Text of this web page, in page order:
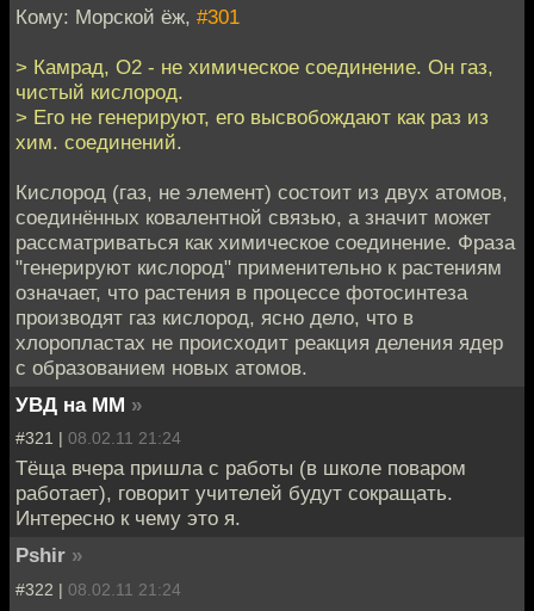
Кому: Морской ёж, #301
> Камрад, О2 - не химическое соединение. Он газ,
чистый кислород.
> Его не генерируют, его высвобождают как раз из
хим. соединений.
Кислород (газ, не элемент) состоит из двух атомов,
соединённых ковалентной связью, а значит может
рассматриваться как химическое соединение. Фраза
"генерируют кислород" применительно к растениям
означает, что растения в процессе фотосинтеза
производят газ кислород, ясно дело, что в
хлоропластах не происходит реакция деления ядер
с образованием новых атомов.
УВД на ММ »
#321 | 08.02.11 21:24
Тёща вчера пришла с работы (в школе поваром
работает), говорит учителей будут сокращать.
Интересно к чему это я.
Pshir »
#322 | 08.02.11 21:24